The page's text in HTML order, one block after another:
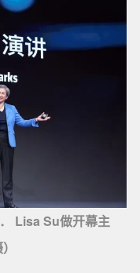
Lisa Su做开幕主